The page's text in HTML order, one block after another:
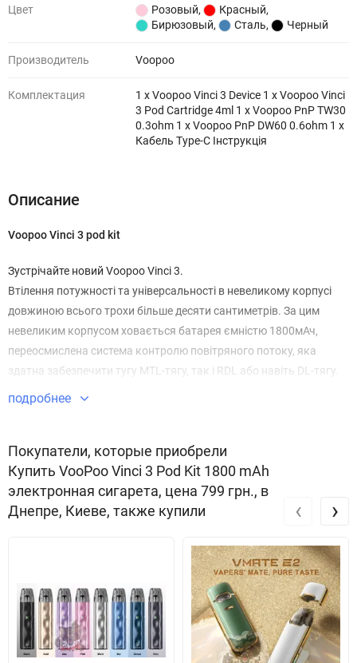
Цвет Розовый, Красный,
Бирюзовый, Сталь, Черный
Производитель Voopoo
Комплектация
1 х Voopoo Vinci 3 Device 1 х Voopoo Vinci
3 Pod Cartridge 4ml 1 х Voopoo PnP TW30
0.3ohm 1 х Voopoo PnP DW60 0.6ohm 1 х
Кабель Type-C Інструкція
Описание
Voopoo Vinci 3 pod kit
Зустрічайте новий Voopoo Vinci 3.
Втілення потужності та універсальності в невеликому корпусі
довжиною всього трохи більше десяти сантиметрів. За цим
невеликим корпусом ховається батарея ємністю 1800мАч,
переосмислена система контролю повітряного потоку, яка
здатна забезпечити тугу MTL-тягу, так і RDL або навіть DL-тягу.
Так само, ця невелика підсистема дає можливість регулювати
становить 4 мл, чого достатньо для тривалого використання
перед наступною заправкою. Крім всіх цих переваг, ми не
можемо забути про сумісність з усіма випарниками серії VooPoo
PnP, які точно допоможуть розкрити весь потенціал цієї
подробнее
Покупатели, которые приобрели
Купить VooPoo Vinci 3 Pod Kit 1800 mAh
электронная сигарета, цена 799 грн., в
Днепре, Киеве, также купили
‹ ›